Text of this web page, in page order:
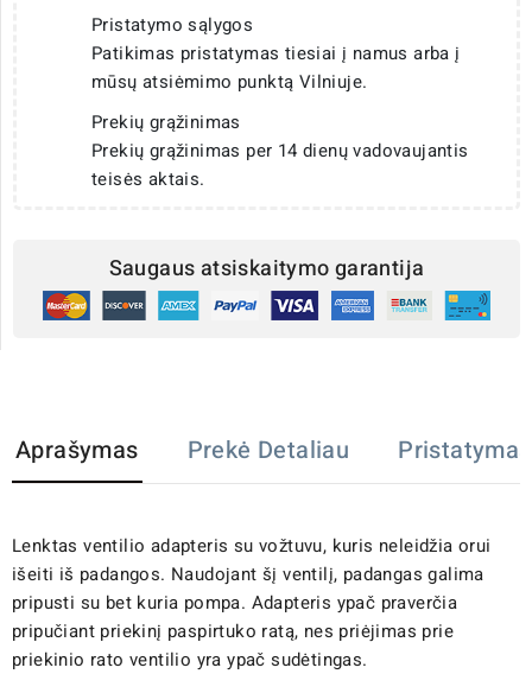
Pristatymo sąlygos
Patikimas pristatymas tiesiai į namus arba į
mūsų atsiėmimo punktą Vilniuje.
Prekių grąžinimas
Prekių grąžinimas per 14 dienų vadovaujantis
teisės aktais.
Saugaus atsiskaitymo garantija
Aprašymas Prekė Detaliau Pristatymas
Lenktas ventilio adapteris su vožtuvu, kuris neleidžia orui
išeiti iš padangos. Naudojant šį ventilį, padangas galima
pripusti su bet kuria pompa. Adapteris ypač praverčia
pripučiant priekinį paspirtuko ratą, nes priėjimas prie
priekinio rato ventilio yra ypač sudėtingas.